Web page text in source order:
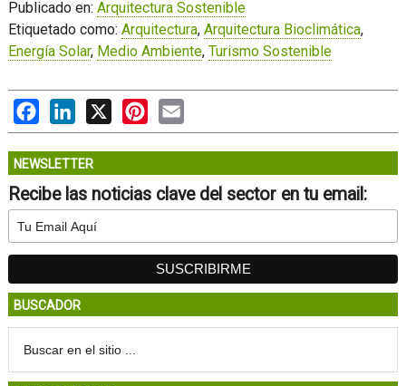
Publicado en: Arquitectura Sostenible
Etiquetado como: Arquitectura, Arquitectura Bioclimática,
Energía Solar, Medio Ambiente, Turismo Sostenible
FacebookLinkedIn
X PinterestEmail
NEWSLETTER
Recibe las noticias clave del sector en tu email:
BUSCADOR